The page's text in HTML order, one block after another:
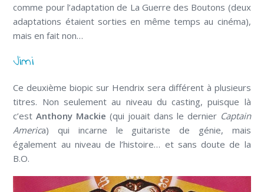
comme pour l’adaptation de La Guerre des Boutons (deux
adaptations étaient sorties en même temps au cinéma),
mais en fait non…
Jimi
Ce deuxième biopic sur Hendrix sera différent à plusieurs
titres. Non seulement au niveau du casting, puisque là
c’estAnthony Mackie (qui jouait dans le dernier Captain
America) qui incarne le guitariste de génie, mais
également au niveau de l’histoire… et sans doute de la
B.O.